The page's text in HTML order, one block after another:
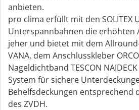
anbieten.
pro clima erfüllt mit den SOLITEX
Unterspannbahnen die erhöhten
jeher und bietet mit dem
VANA, dem Anschlusskleber
Nageldichtband TESCON
System für sichere
Behelfsdeckungen entsprechend
des ZVDH.